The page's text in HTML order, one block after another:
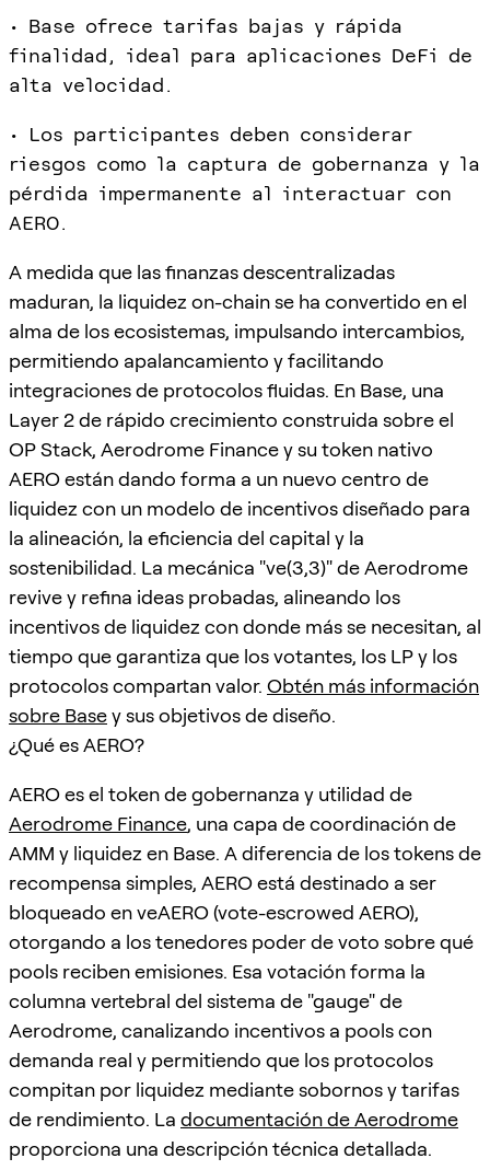
• Base ofrece tarifas bajas y rápida
finalidad, ideal para aplicaciones DeFi de
alta velocidad.
• Los participantes deben considerar
riesgos como la captura de gobernanza y la
pérdida impermanente al interactuar con
AERO.
A medida que las finanzas descentralizadas
maduran, la liquidez on-chain se ha convertido en el
alma de los ecosistemas, impulsando intercambios,
permitiendo apalancamiento y facilitando
integraciones de protocolos fluidas. En Base, una
Layer 2 de rápido crecimiento construida sobre el
OP Stack, Aerodrome Finance y su token nativo
AERO están dando forma a un nuevo centro de
liquidez con un modelo de incentivos diseñado para
la alineación, la eficiencia del capital y la
sostenibilidad. La mecánica "ve(3,3)" de Aerodrome
revive y refina ideas probadas, alineando los
incentivos de liquidez con donde más se necesitan, al
tiempo que garantiza que los votantes, los LP y los
protocolos compartan valor. Obtén más información
sobre Basey sus objetivos de diseño.
¿Qué es AERO?
AERO es el token de gobernanza y utilidad de
Aerodrome Finance, una capa de coordinación de
AMM y liquidez en Base. A diferencia de los tokens de
recompensa simples, AERO está destinado a ser
bloqueado en veAERO (vote-escrowed AERO),
otorgando a los tenedores poder de voto sobre qué
pools reciben emisiones. Esa votación forma la
columna vertebral del sistema de "gauge" de
Aerodrome, canalizando incentivos a pools con
demanda real y permitiendo que los protocolos
compitan por liquidez mediante sobornos y tarifas
de rendimiento. La documentación de Aerodrome
proporciona una descripción técnica detallada.